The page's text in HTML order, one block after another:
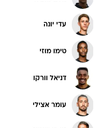
עדי יונה
טימו מוזי
דניאל וורקו
עומר אצילי